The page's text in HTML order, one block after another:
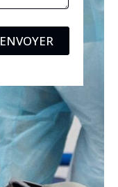
ENVOYER